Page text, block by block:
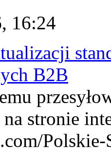
16:24
B2B
stronie
Polskie-